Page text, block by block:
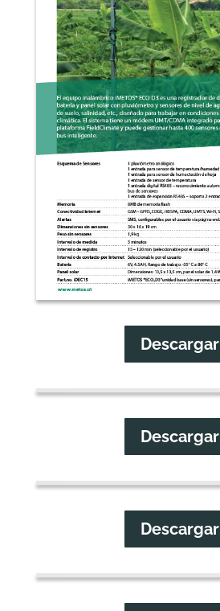
Descargar
Descargar
Descargar